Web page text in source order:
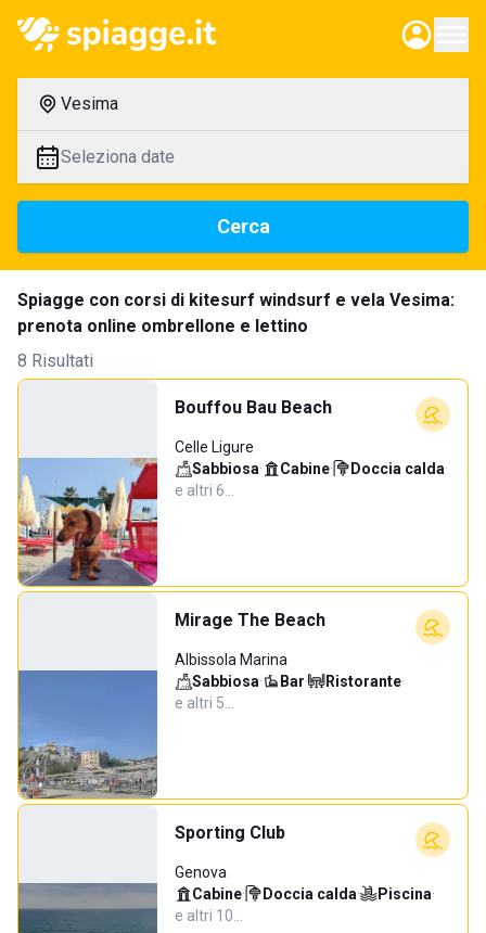
Vesima
Seleziona date
Cerca
Spiagge con corsi di kitesurf windsurf e vela Vesima:
prenota online ombrellone e lettino
8 Risultati
Bouffou Bau Beach
Celle Ligure
Sabbiosa· Cabine· Doccia calda·
e altri 6…
Mirage The Beach
Albissola Marina
Sabbiosa· Bar· Ristorante·
e altri 5…
Sporting Club
Genova
Cabine· Doccia calda· Piscina·
e altri 10…